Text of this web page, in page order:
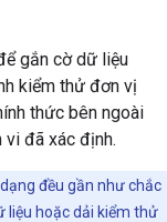
gắn cờ dữ liệu
kiểm thử đơn vị
thức bên ngoài
vi đã xác định.
đều gần như chắc
liệu hoặc dải kiểm thử